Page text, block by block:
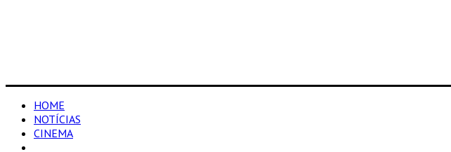
HOME
NOTÍCIAS
CINEMA